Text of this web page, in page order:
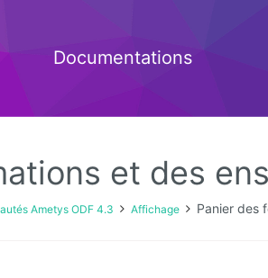
Documentations
et des
Ametys ODF 4.3 Affichage Panier des